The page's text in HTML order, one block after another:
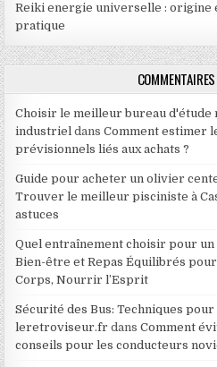
Reiki energie universelle : origine
pratique
Choisir le meilleur bureau
industriel dansComment estimer
prévisionnels liés aux achats ?
Guide pour acheter un olivier
Trouver le meilleur pisciniste à
astuces
Quel entraînement choisir pour
Bien-être et Repas Équilibrés
Corps, Nourrir l’Esprit
Sécurité des Bus: Techniques
leretroviseur.fr dansComment
conseils pour les conducteurs